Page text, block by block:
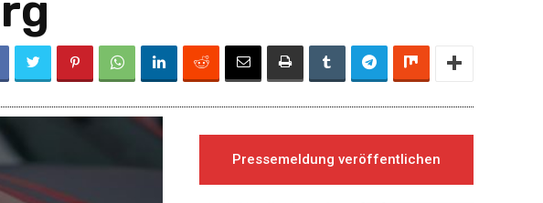
Pressemeldung veröffentlichen